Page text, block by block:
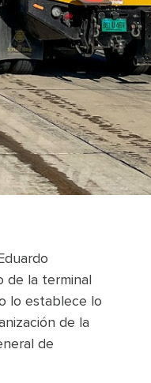
de la terminal
lo establece lo
de la
de